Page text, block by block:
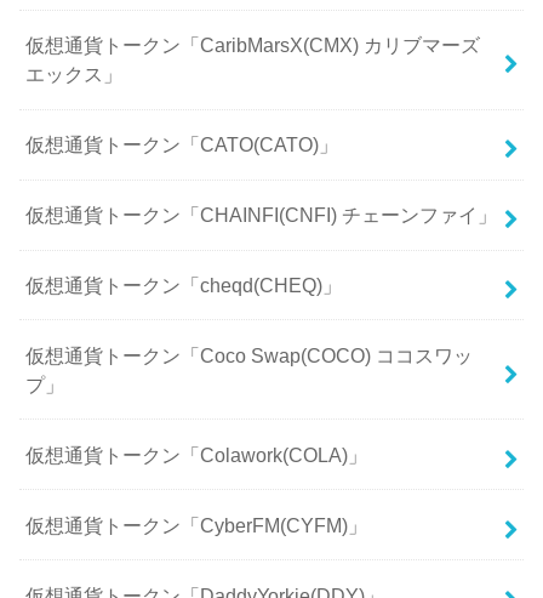
仮想通貨トークン「CaribMarsX(CMX) カリブマーズ
エックス」
仮想通貨トークン「CATO(CATO)」
仮想通貨トークン「CHAINFI(CNFI) チェーンファイ」
仮想通貨トークン「cheqd(CHEQ)」
仮想通貨トークン「Coco Swap(COCO) ココスワッ
プ」
仮想通貨トークン「Colawork(COLA)」
仮想通貨トークン「CyberFM(CYFM)」